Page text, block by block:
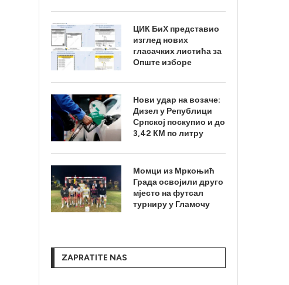
ЦИК БиХ представио
изглед нових
гласачких листића за
Опште изборе
Нови удар на возаче:
Дизел у Републици
Српској поскупио и до
3,42 КМ по литру
Момци из Мркоњић
Града освојили друго
мјесто на футсал
турниру у Гламочу
ZAPRATITE NAS